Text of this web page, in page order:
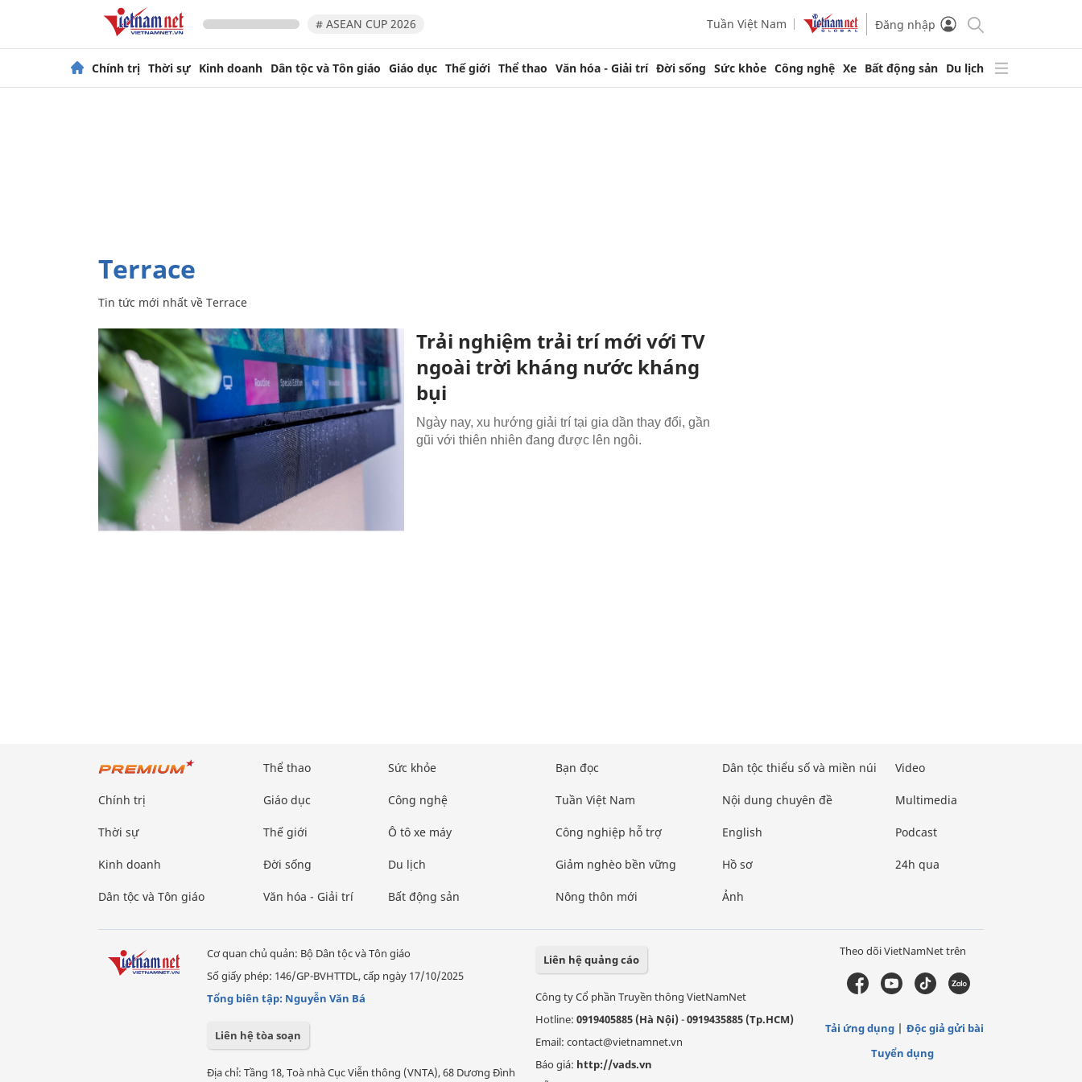
# ASEAN CUP 2026 Tuần Việt Nam Đăng nhập
Chính trị Thời sự Kinh doanh Dân tộc và Tôn giáo Giáo dục Thế giới Thể thao Văn hóa - Giải trí Đời sống Sức khỏe Công nghệ Xe Bất động sản Du lịch
Terrace
Tin tức mới nhất về Terrace
Trải nghiệm trải trí mới với TV
ngoài trời kháng nước kháng
bụi
Ngày nay, xu hướng giải trí tại gia dần thay đổi, gần
gũi với thiên nhiên đang được lên ngôi.
Chính trị
Thời sự
Kinh doanh
Dân tộc và Tôn giáo
Thể thao
Giáo dục
Thế giới
Đời sống
Văn hóa - Giải trí
Sức khỏe
Công nghệ
Ô tô xe máy
Du lịch
Bất động sản
Bạn đọc
Tuần Việt Nam
Công nghiệp hỗ trợ
Giảm nghèo bền vững
Nông thôn mới
Dân tộc thiểu số và miền núi
Nội dung chuyên đề
English
Hồ sơ
Ảnh
Video
Multimedia
Podcast
24h qua
Cơ quan chủ quản: Bộ Dân tộc và Tôn giáo
Số giấy phép: 146/GP-BVHTTDL, cấp ngày 17/10/2025
Tổng biên tập: Nguyễn Văn Bá
Liên hệ tòa soạn
Địa chỉ: Tầng 18, Toà nhà Cục Viễn thông (VNTA), 68 Dương Đình
Liên hệ quảng cáo
Công ty Cổ phần Truyền thông VietNamNet
Hotline: 0919405885 (Hà Nội)-0919435885 (Tp.HCM)
Email: contact@vietnamnet.vn
Báo giá: http://vads.vn
Theo dõi VietNamNet trên
Tải ứng dụng
Độc giả gửi bài
Tuyển dụng